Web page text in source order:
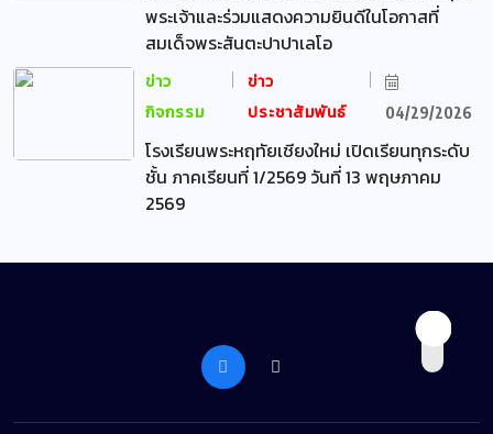
พระเจ้าและร่วมแสดงความยินดีในโอกาสที่
สมเด็จพระสันตะปาปาเลโอ
ข่าว
กิจกรรม
ข่าว
ประชาสัมพันธ์
04/29/2026
โรงเรียนพระหฤทัยเชียงใหม่ เปิดเรียนทุกระดับ
ชั้น ภาคเรียนที่ 1/2569 วันที่ 13 พฤษภาคม
2569